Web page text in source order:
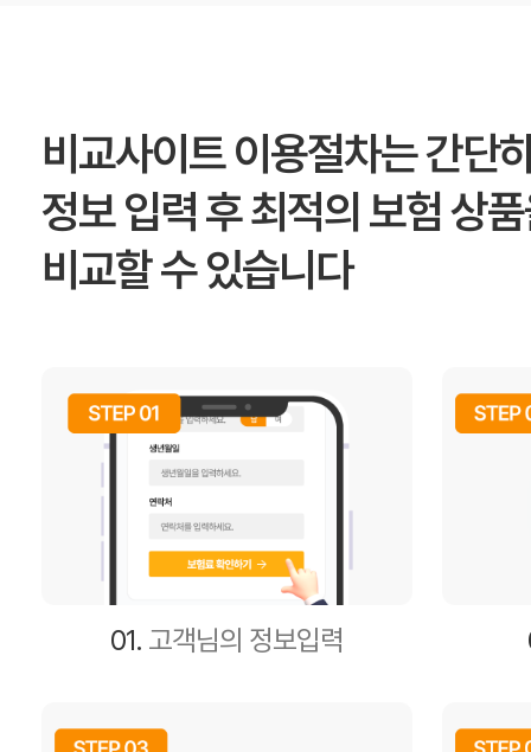
비교사이트 이용절차는 간단
정보 입력 후 최적의 보험 상
비교할 수 있습니다
01. 고객님의 정보입력